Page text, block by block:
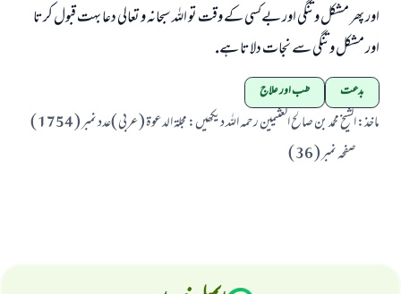
اور پھر مشكل و تنگى اور بےكسى كے وقت تو اللہ سبحانہ و تعالى دعا بہت قبول كرتا
اور مشكل و تنگى سے نجات دلاتا ہے.
بدعت طب اور علاج
ماخذ:
الشيخ محمد بن صالح العثيمين رحمہ اللہ ديكھيں: مجلۃ الدعوۃ ( عربى )عدد نمبر ( 1754 )
صفحہ نمبر ( 36 )